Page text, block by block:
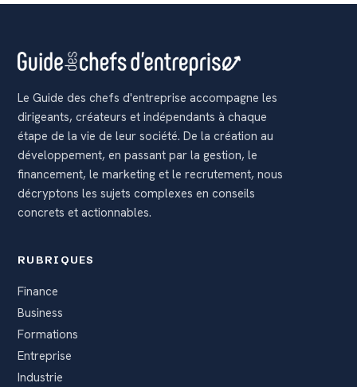
Le Guide des chefs d'entreprise accompagne les
dirigeants, créateurs et indépendants à chaque
étape de la vie de leur société. De la création au
développement, en passant par la gestion, le
financement, le marketing et le recrutement, nous
décryptons les sujets complexes en conseils
concrets et actionnables.
RUBRIQUES
Finance
Business
Formations
Entreprise
Industrie